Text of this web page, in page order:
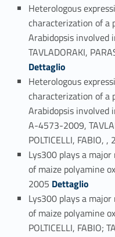
Heterologous
characterization of a
Arabidopsis involved
TAVLADORAKI,
Dettaglio
Heterologous
characterization of a
Arabidopsis involved
A-4573-2009,
POLTICELLI, FABIO, ,
Lys300 plays a
of maize polyamine
2005 Link identifier #identifier_person_122896-42
Dettaglio
Lys300 plays a
of maize polyamine
POLTICELLI, FABIO;